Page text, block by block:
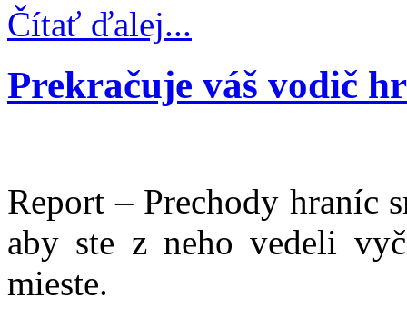
Čítať ďalej...
Prekračuje váš vodič
Report – Prechody hraníc
aby ste z neho vedeli
mieste.